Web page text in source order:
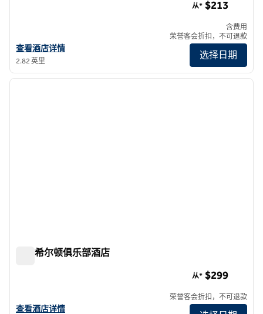
查看 New York 希尔顿 Midtown 的酒店详情
查看酒店详情
2.82 英里
从* $213
含费用
荣誉客会折扣，不可退款
选择日期
1/12
1/12
下一
纽约希尔顿俱乐部酒店
查看纽约希尔顿分时度假俱乐部的酒店详情
查看酒店详情
从* $299
荣誉客会折扣，不可退款